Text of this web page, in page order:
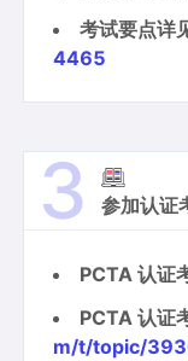
考试要点详
4465
3 参加认证
PCTA 认证
PCTA 认证
m/t/topic/